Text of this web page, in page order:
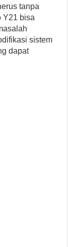
tanpa
Y21 bisa
sistem
dapat